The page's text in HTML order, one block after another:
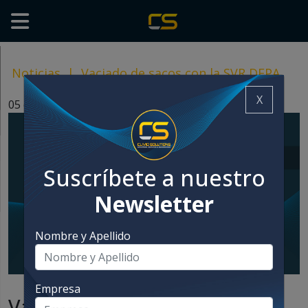
Noticias | Vaciado de sacos con la SVR DEPA
05 diciembre, 2023 X
Suscríbete a nuestro
Newsletter
Nombre y Apellido
Empresa